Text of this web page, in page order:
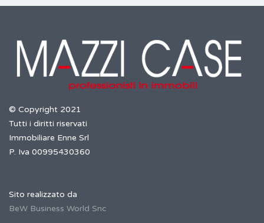
© Copyright 2021
Tutti i diritti riservati
Immobiliare Enne Srl
P. Iva 00995430360
Sito realizzato da
BeW Business World Snc